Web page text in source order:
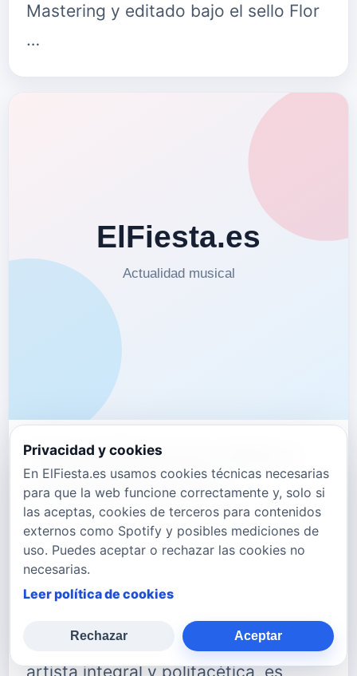
Mastering y editado bajo el sello Flor
…
"Ilesa" El nuevo disco
de Edith Salazar
Este disco de 16 canciones es un
reencuentro con su música y defiende
el pop con referencias jazzísticas,
norteamericana. Edith Salazar es una
artista integral y polifacética, es
Privacidad y cookies
En ElFiesta.es usamos cookies técnicas necesarias
para que la web funcione correctamente y, solo si
las aceptas, cookies de terceros para contenidos
externos como Spotify y posibles mediciones de
uso. Puedes aceptar o rechazar las cookies no
necesarias.
Leer política de cookies
Rechazar Aceptar